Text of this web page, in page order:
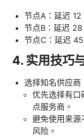
节点A：延迟
节点B：延迟
节点C：延迟
4. 实用技巧
选择知名供应商
优先选择有口
点服务商。
避免使用来源
风险。